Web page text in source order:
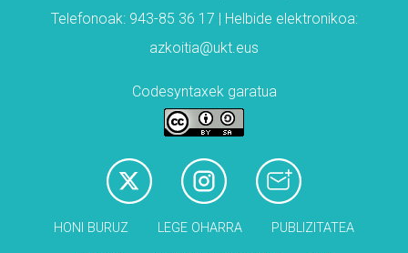
Telefonoak: 943-85 36 17 | Helbide elektronikoa:
azkoitia@ukt.eus
Codesyntaxek garatua
HONI BURUZ LEGE OHARRA PUBLIZITATEA